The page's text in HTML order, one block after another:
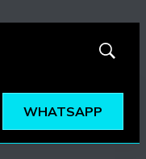
Mostrar
WHATSAPP